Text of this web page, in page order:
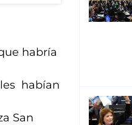
habría
habían
San